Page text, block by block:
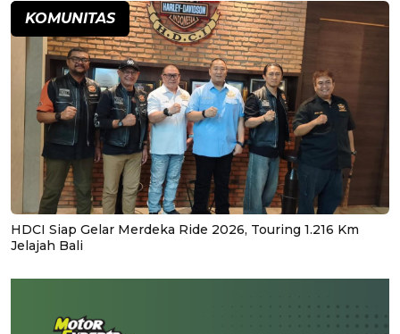
KOMUNITAS
HDCI Siap Gelar Merdeka Ride 2026, Touring 1.216 Km
Jelajah Bali